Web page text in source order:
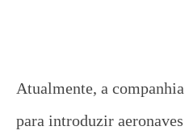
Atualmente, a
para introduzir